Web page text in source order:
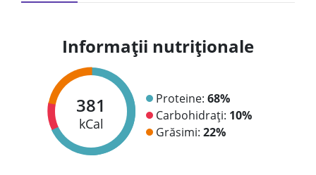
Informații nutriționale
381
kCal
Proteine: 68%
Carbohidrați: 10%
Grăsimi: 22%